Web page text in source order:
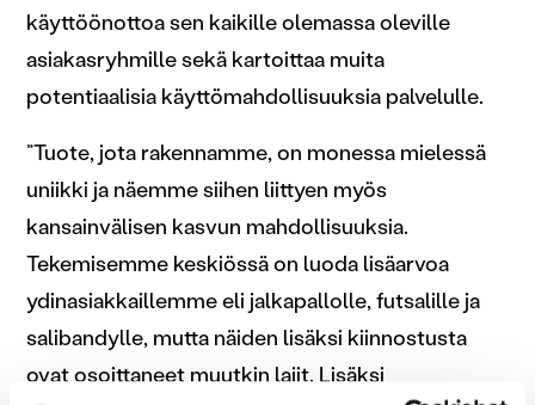
käyttöönottoa sen kaikille olemassa oleville
asiakasryhmille sekä kartoittaa muita
potentiaalisia käyttömahdollisuuksia palvelulle.
”Tuote, jota rakennamme, on monessa mielessä
uniikki ja näemme siihen liittyen myös
kansainvälisen kasvun mahdollisuuksia.
Tekemisemme keskiössä on luoda lisäarvoa
ydinasiakkaillemme eli jalkapallolle, futsalille ja
salibandylle, mutta näiden lisäksi kiinnostusta
ovat osoittaneet muutkin lajit. Lisäksi